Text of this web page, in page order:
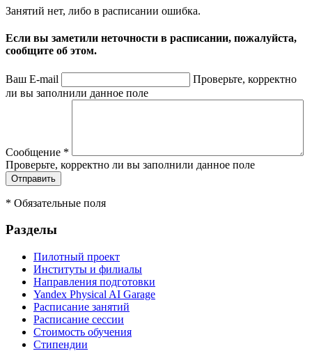
Занятий нет, либо в расписании ошибка.
Если вы заметили неточности в расписании, пожалуйста,
сообщите об этом.
Ваш E-mail
Проверьте, корректно
ли вы заполнили данное поле
Сообщение *
Проверьте, корректно ли вы заполнили данное поле
* Обязательные поля
Разделы
Пилотный проект
Институты и филиалы
Направления подготовки
Yandex Physical AI Garage
Расписание занятий
Расписание сессии
Стоимость обучения
Стипендии